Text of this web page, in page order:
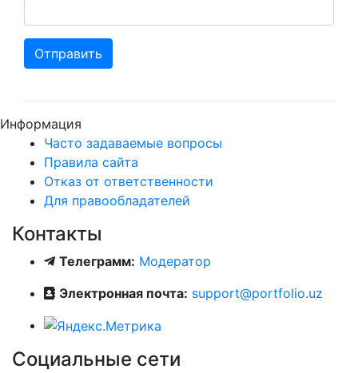
Отправить
Информация
Часто задаваемые вопросы
Правила сайта
Отказ от ответственности
Для правообладателей
Контакты
Телеграмм: Модератор
Электронная почта: support@portfolio.uz
Социальные сети